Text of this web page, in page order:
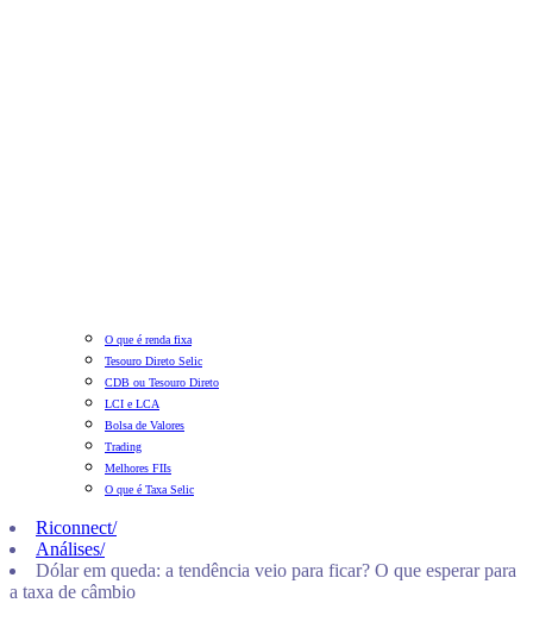
O que é renda fixa
Tesouro Direto Selic
CDB ou Tesouro Direto
LCI e LCA
Bolsa de Valores
Trading
Melhores FIIs
O que é Taxa Selic
Riconnect/
Análises/
Dólar em queda: a tendência veio para ficar? O que esperar para
a taxa de câmbio